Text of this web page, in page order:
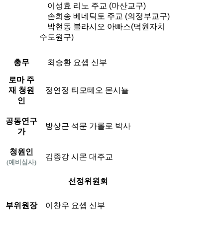
이성효 리노 주교 (마산교구)
손희송 베네딕토 주교 (의정부교구)
박현동 블라시오 아빠스(덕원자치
수도원구)
총무 최승환 요셉 신부
로마 주
재 청원
인
정연정 티모테오 몬시뇰
공동연구
가
방상근 석문 가롤로 박사
청원인
(예비심사)
김종강 시몬 대주교
선정위원회
부위원장 이찬우 요셉 신부